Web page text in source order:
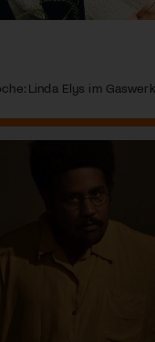
Linda Elys im